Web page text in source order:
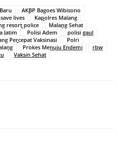
AKBP Bagoes Wibisono
lives
Kapolres Malang
resort police
Malang Sehat
Jatim Polisi Adem
polisi gaul
Percepat Vaksinasi
Polri
Prokes Menuju Endemi
rbw
Vaksin Sehat